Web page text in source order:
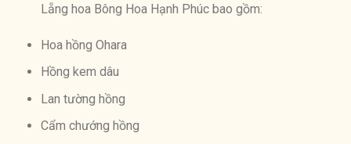
Lẵng hoa Bông Hoa Hạnh Phúc bao gồm:
Hoa hồng Ohara
Hồng kem dâu
Lan tường hồng
Cẩm chướng hồng